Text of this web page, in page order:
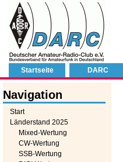
Startseite DARC
Navigation
Start
Länderstand 2025
Mixed-Wertung
CW-Wertung
SSB-Wertung